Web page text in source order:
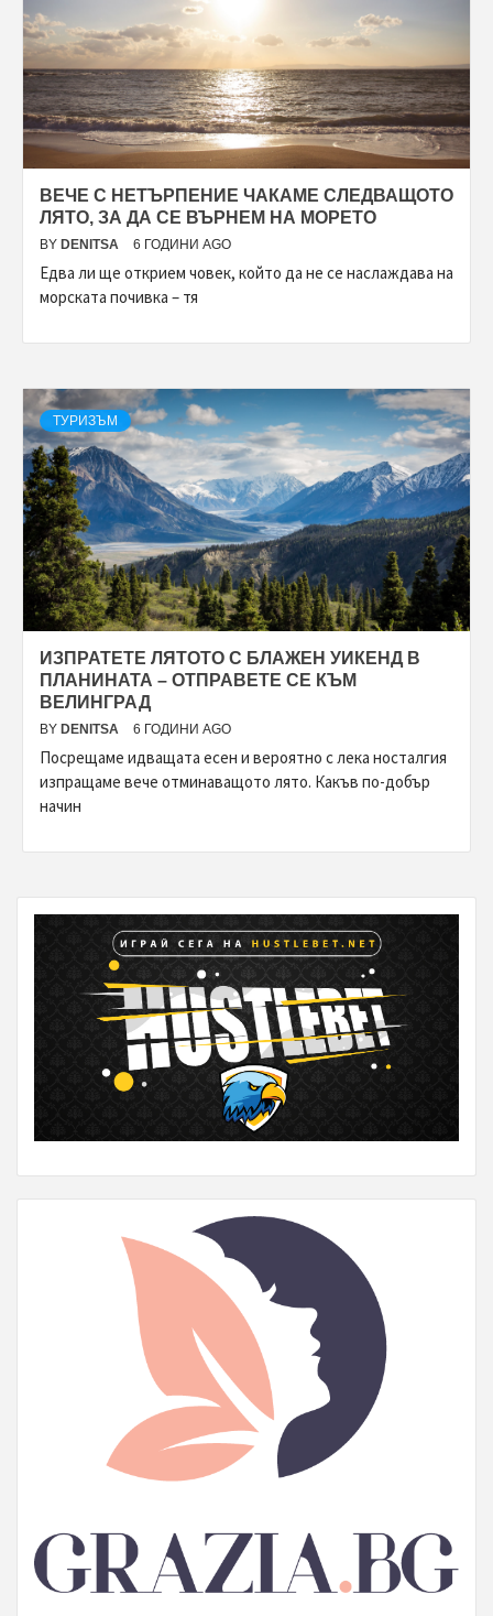
ВЕЧЕ С НЕТЪРПЕНИЕ ЧАКАМЕ СЛЕДВАЩОТО
ЛЯТО, ЗА ДА СЕ ВЪРНЕМ НА МОРЕТО
BY DENITSA 6 ГОДИНИ AGO
Едва ли ще открием човек, който да не се наслаждава на
морската почивка – тя
ТУРИЗЪМ
ИЗПРАТЕТЕ ЛЯТОТО С БЛАЖЕН УИКЕНД В
ПЛАНИНАТА – ОТПРАВЕТЕ СЕ КЪМ
ВЕЛИНГРАД
BY DENITSA 6 ГОДИНИ AGO
Посрещаме идващата есен и вероятно с лека носталгия
изпращаме вече отминаващото лято. Какъв по-добър
начин